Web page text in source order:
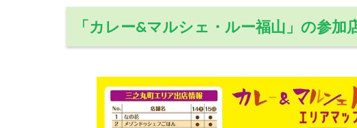
「カレー&マルシェ・ルー福山」の参加